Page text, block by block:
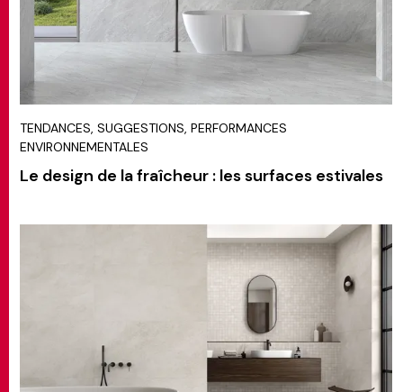
TENDANCES, SUGGESTIONS, PERFORMANCES
ENVIRONNEMENTALES
Le design de la fraîcheur : les surfaces estivales